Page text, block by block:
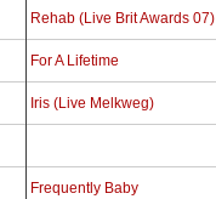
Rehab (Live Brit Awards 07)
For A Lifetime
Iris (Live Melkweg)
Frequently Baby